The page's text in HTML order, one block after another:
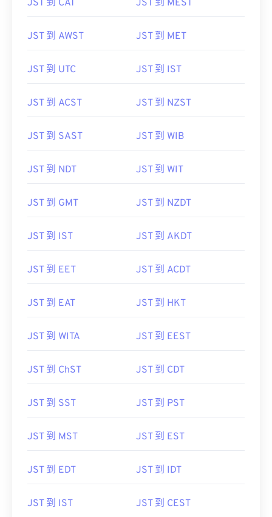
JST 到 CAT JST 到 MEST
JST 到 AWST JST 到 MET
JST 到 UTC JST 到 IST
JST 到 ACST JST 到 NZST
JST 到 SAST JST 到 WIB
JST 到 NDT JST 到 WIT
JST 到 GMT JST 到 NZDT
JST 到 IST JST 到 AKDT
JST 到 EET JST 到 ACDT
JST 到 EAT JST 到 HKT
JST 到 WITA JST 到 EEST
JST 到 ChST JST 到 CDT
JST 到 SST JST 到 PST
JST 到 MST JST 到 EST
JST 到 EDT JST 到 IDT
JST 到 IST JST 到 CEST